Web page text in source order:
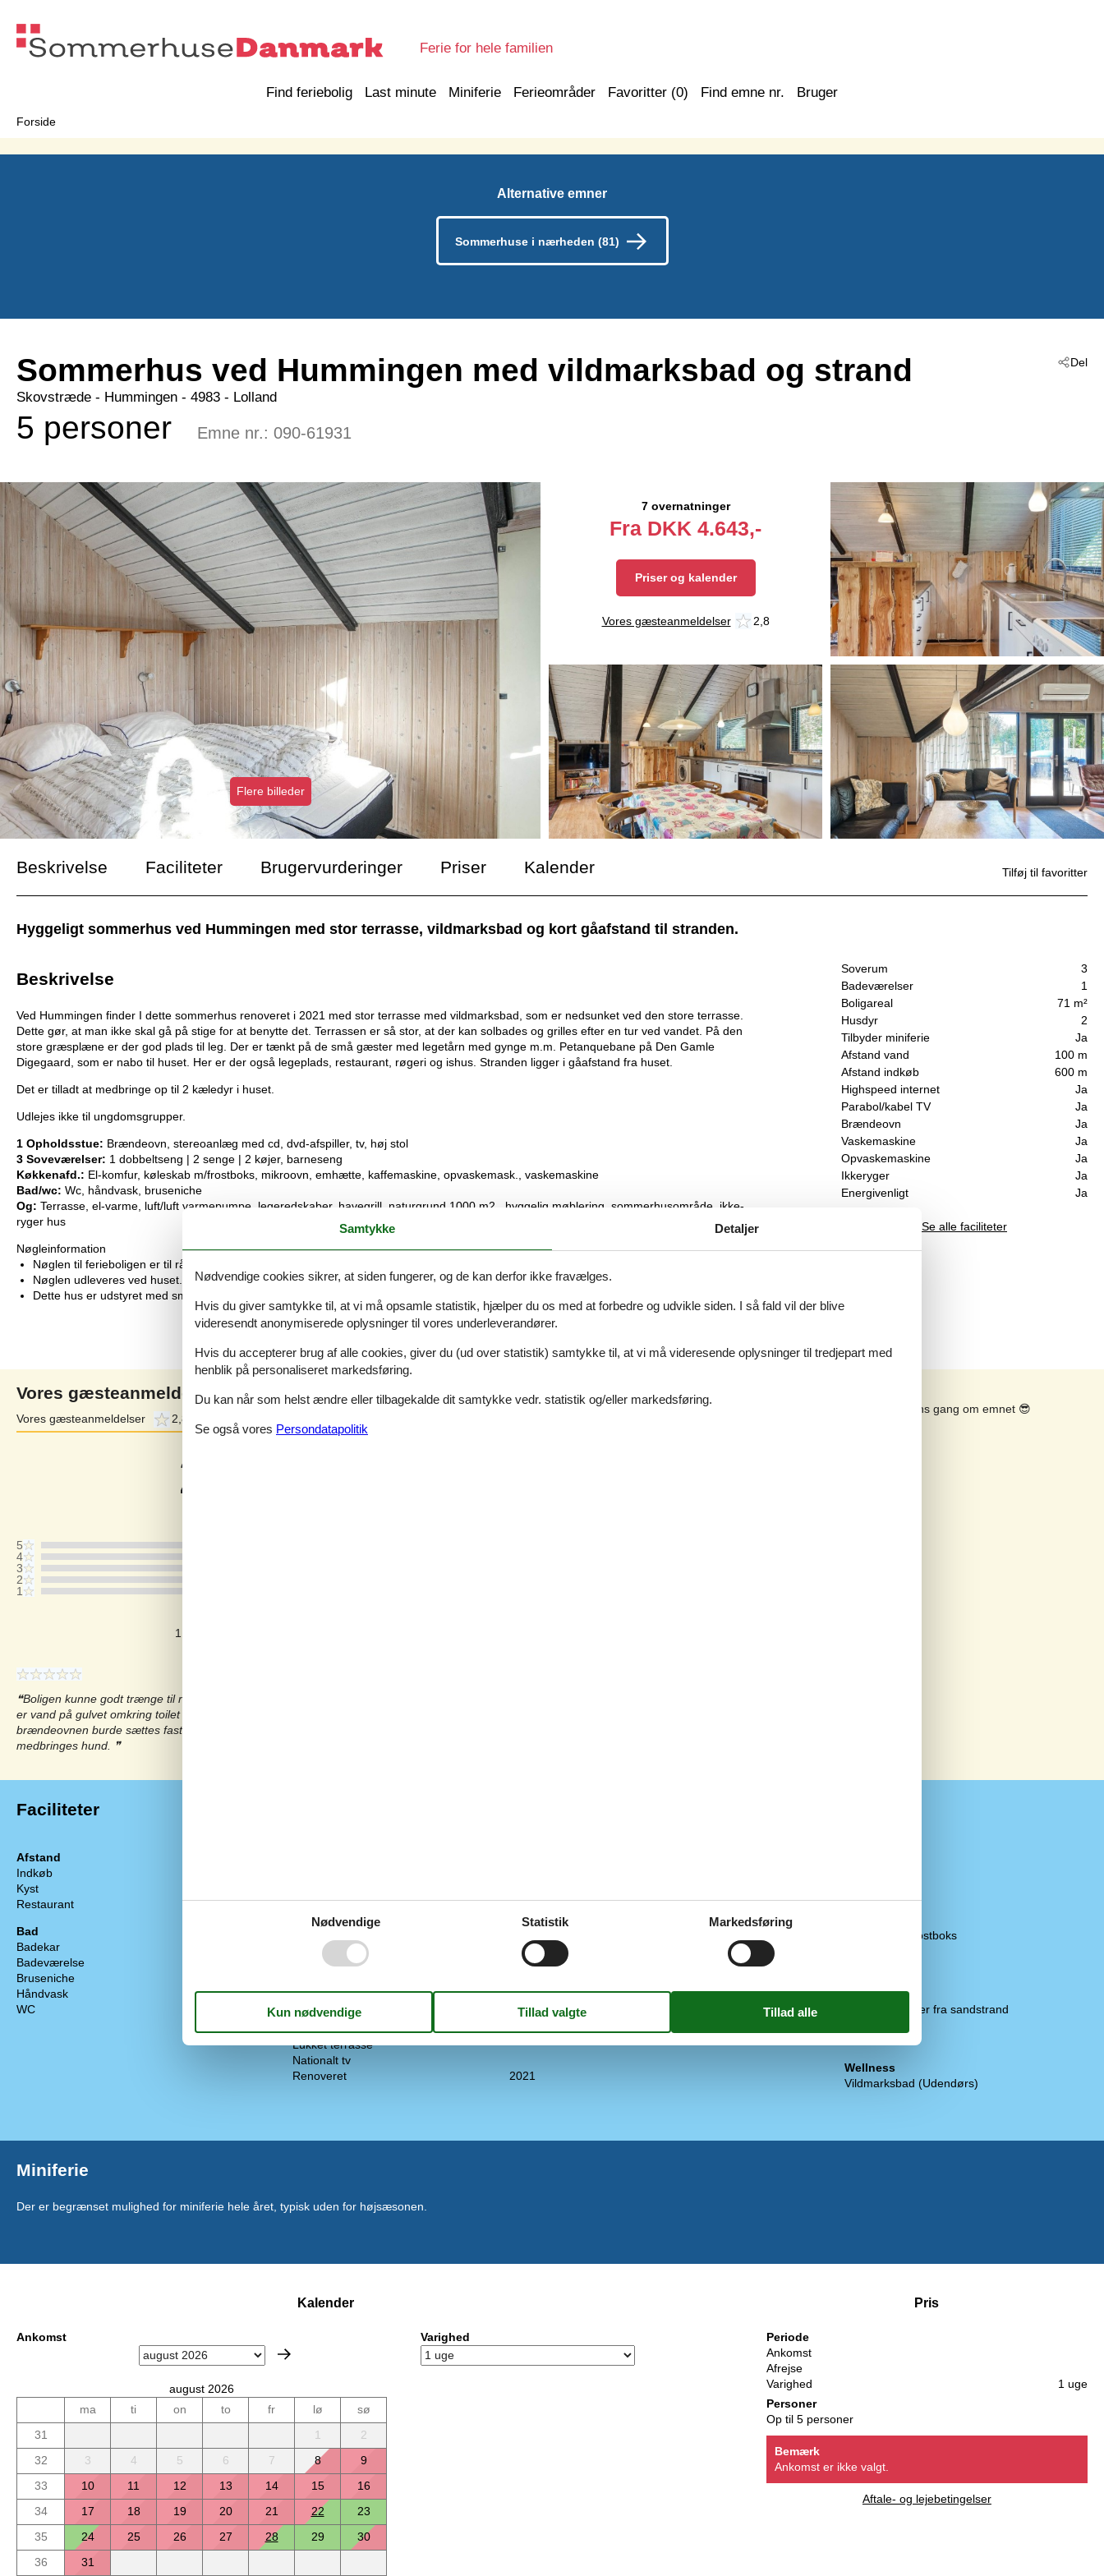
Ferie for hele familien
Find feriebolig Last minute Miniferie Ferieområder Favoritter (0) Find emne nr. Bruger
Forside
Alternative emner
Sommerhuse i nærheden (81)
Del
Sommerhus ved Hummingen med vildmarksbad og strand
Skovstræde - Hummingen - 4983 - Lolland
5 personer Emne nr.: 090-61931
Flere billeder
7 overnatninger
Fra DKK 4.643,-
Priser og kalender
Vores gæsteanmeldelser 2,8
Beskrivelse Faciliteter Brugervurderinger Priser Kalender
Hyggeligt sommerhus ved Hummingen med stor terrasse, vildmarksbad og kort gåafstand til stranden.
Soverum
3
Badeværelser
1
Boligareal
71 m²
Husdyr
2
Tilbyder miniferie
Ja
Afstand vand
100 m
Afstand indkøb
600 m
Highspeed internet
Ja
Parabol/kabel TV
Ja
Brændeovn
Ja
Vaskemaskine
Ja
Opvaskemaskine
Ja
Ikkeryger
Ja
Energivenligt
Ja
Se alle faciliteter
Tilføj til favoritter
Beskrivelse
Ved Hummingen finder I dette sommerhus renoveret i 2021 med stor terrasse med vildmarksbad, som er nedsunket ved den store terrasse.
Dette gør, at man ikke skal gå på stige for at benytte det. Terrassen er så stor, at der kan solbades og grilles efter en tur ved vandet. På den
store græsplæne er der god plads til leg. Der er tænkt på de små gæster med legetårn med gynge m.m. Petanquebane på Den Gamle
Digegaard, som er nabo til huset. Her er der også legeplads, restaurant, røgeri og ishus. Stranden ligger i gåafstand fra huset.
Det er tilladt at medbringe op til 2 kæledyr i huset.
Udlejes ikke til ungdomsgrupper.
1 Opholdsstue: Brændeovn, stereoanlæg med cd, dvd-afspiller, tv, høj stol
3 Soveværelser: 1 dobbeltseng | 2 senge | 2 køjer, barneseng
Køkkenafd.: El-komfur, køleskab m/frostboks, mikroovn, emhætte, kaffemaskine, opvaskemask., vaskemaskine
Bad/wc: Wc, håndvask, bruseniche
Og: Terrasse, el-varme, luft/luft varmepumpe, legeredskaber, havegrill, naturgrund 1000 m2 , hyggelig møblering, sommerhusområde, ikke-
ryger hus
Nøgleinformation
Nøglen til ferieboligen er til rådighed fra kl. 16:00 på indflytningsdagen.
Nøglen udleveres ved huset.
Dette hus er udstyret med smart lock
Vores gæsteanmeldelser
Vores gæsteanmeldelser 2,8
2,8
5
4
3
2
1
1 vurdering har kommentar på dansk.
Boligen kunne godt trænge til renovering. F.eks. Er varmvands beholderen utæt, så der konstant
er vand på gulvet omkring toilet og håndvask. Utæthed ved vinduet i bad. En liste ved
brændeovnen burde sættes fast, Ellers et dejligt hus, den indhegnede grund, er perfekt når der
medbringes hund.
Se nabo emner Se solens gang om emnet 😎
Faciliteter
Afstand
Indkøb
Kyst
Restaurant
100 m
Bad
Badekar
Badeværelse
Bruseniche
Håndvask
WC
Boligareal
71 m²
Byggeår
1978
Husdyr tilladt
Høj stol
Internet
Luft/luft varmepumpe
Lukket terrasse
Nationalt tv
Renoveret
2021
DVD-afspiller
Vaskemaskine
Kaffemaskine
Køleskab m/frostboks
Udendørs
Bademuligheder fra sandstrand
Wellness
Vildmarksbad (Udendørs)
Miniferie
Der er begrænset mulighed for miniferie hele året, typisk uden for højsæsonen.
Kalender
Ankomst
august 2026
ma
ti on to fr lø
sø
31
1
2
32
3 4 5 6 7 8
9
33
10 11 12 13 14 15
16
34
17 18 19 20 21 22
23
35
24 25 26 27 28 29
30
36
31
Varighed
Pris
Periode
Ankomst
Afrejse
Varighed
1 uge
Personer
Op til 5 personer
Bemærk
Ankomst er ikke valgt.
Aftale- og lejebetingelser
Samtykke Detaljer
Nødvendige cookies sikrer, at siden fungerer, og de kan derfor ikke fravælges.
Hvis du giver samtykke til, at vi må opsamle statistik, hjælper du os med at forbedre og udvikle siden. I så fald vil der blive
videresendt anonymiserede oplysninger til vores underleverandører.
Hvis du accepterer brug af alle cookies, giver du (ud over statistik) samtykke til, at vi må videresende oplysninger til tredjepart med
henblik på personaliseret markedsføring.
Du kan når som helst ændre eller tilbagekalde dit samtykke vedr. statistik og/eller markedsføring.
Se også vores Persondatapolitik
Nødvendige Statistik Markedsføring